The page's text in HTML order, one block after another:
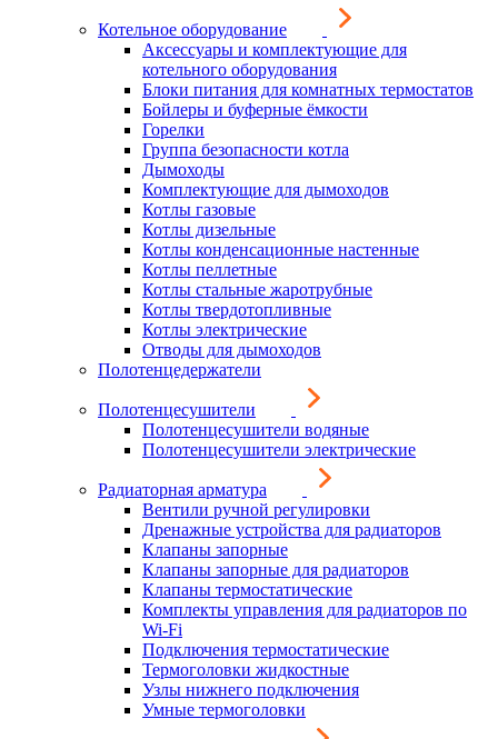
Котельное оборудование
Аксессуары и комплектующие для
котельного оборудования
Блоки питания для комнатных термостатов
Бойлеры и буферные ёмкости
Горелки
Группа безопасности котла
Дымоходы
Комплектующие для дымоходов
Котлы газовые
Котлы дизельные
Котлы конденсационные настенные
Котлы пеллетные
Котлы стальные жаротрубные
Котлы твердотопливные
Котлы электрические
Отводы для дымоходов
Полотенцедержатели
Полотенцесушители
Полотенцесушители водяные
Полотенцесушители электрические
Радиаторная арматура
Вентили ручной регулировки
Дренажные устройства для радиаторов
Клапаны запорные
Клапаны запорные для радиаторов
Клапаны термостатические
Комплекты управления для радиаторов по
Wi-Fi
Подключения термостатические
Термоголовки жидкостные
Узлы нижнего подключения
Умные термоголовки